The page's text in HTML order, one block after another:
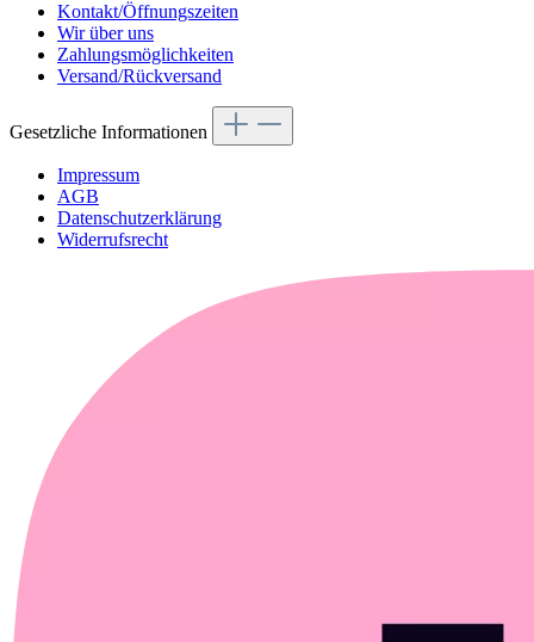
Kontakt/Öffnungszeiten
Wir über uns
Zahlungsmöglichkeiten
Versand/Rückversand
Gesetzliche Informationen
Impressum
AGB
Datenschutzerklärung
Widerrufsrecht